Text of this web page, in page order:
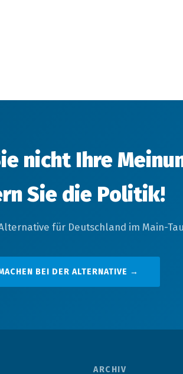
nicht Ihre
Sie die Politik!
für Deutschland im Main-
BEI DER ALTERNATIVE →
ARCHIV